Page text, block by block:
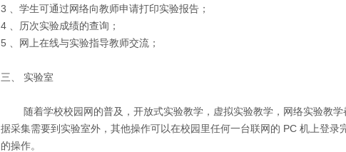
3 、学生可通过网络向教师申请打印实验报告；
4 、历次实验成绩的查询；
5 、网上在线与实验指导教师交流；
三、 实验室
随着学校校园网的普及，开放式实验教学，虚拟实验教学，网络实验教学
据采集需要到实验室外，其他操作可以在校园里任何一台联网的 PC 机上登
的操作。